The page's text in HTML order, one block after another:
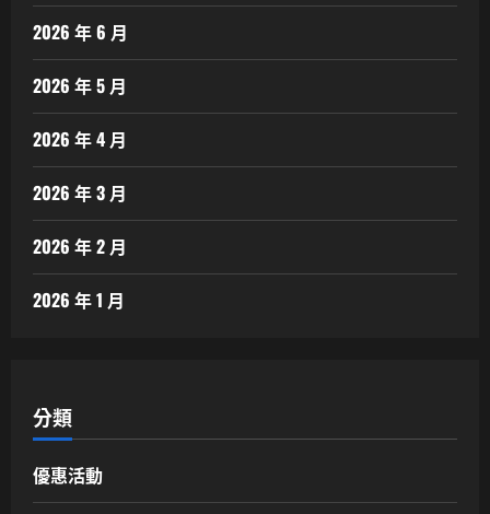
2026 年 6 月
2026 年 5 月
2026 年 4 月
2026 年 3 月
2026 年 2 月
2026 年 1 月
分類
優惠活動